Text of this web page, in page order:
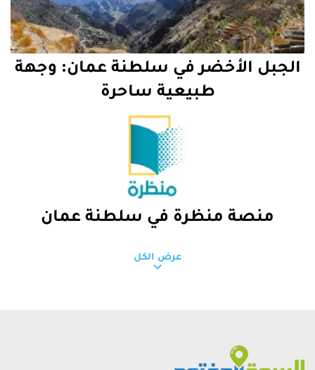
الجبل الأخضر في سلطنة عمان: وجهة
طبيعية ساحرة
منصة منظرة في سلطنة عمان
جبل شمس: أعلى قمة جبلية في
عرض الكل